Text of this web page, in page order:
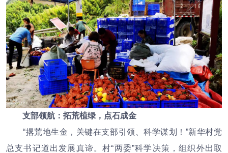
支部领航：拓荒植绿，点石成金
“撂荒地生金，关键在支部引领、科学谋划！”新华村党
总支书记道出发展真谛。村“两委”科学决策，组织外出取